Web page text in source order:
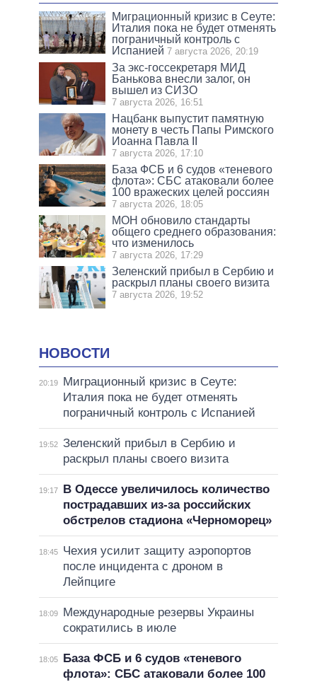
Миграционный кризис в Сеуте:
Италия пока не будет отменять
пограничный контроль с
Испанией 7 августа 2026, 20:19
За экс-госсекретаря МИД
Банькова внесли залог, он
вышел из СИЗО
7 августа 2026, 16:51
Нацбанк выпустит памятную
монету в честь Папы Римского
Иоанна Павла II
7 августа 2026, 17:10
База ФСБ и 6 судов «теневого
флота»: СБС атаковали более
100 вражеских целей россиян
7 августа 2026, 18:05
МОН обновило стандарты
общего среднего образования:
что изменилось
7 августа 2026, 17:29
Зеленский прибыл в Сербию и
раскрыл планы своего визита
7 августа 2026, 19:52
НОВОСТИ
20:19
Миграционный кризис в Сеуте:
Италия пока не будет отменять
пограничный контроль с Испанией
19:52 Зеленский прибыл в Сербию и
раскрыл планы своего визита
19:17
В Одессе увеличилось количество
пострадавших из-за российских
обстрелов стадиона «Черноморец»
18:45
Чехия усилит защиту аэропортов
после инцидента с дроном в
Лейпциге
18:09
Международные резервы Украины
сократились в июле
18:05
База ФСБ и 6 судов «теневого
флота»: СБС атаковали более 100